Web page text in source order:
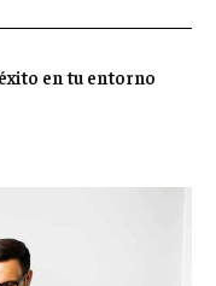
en tu entorno